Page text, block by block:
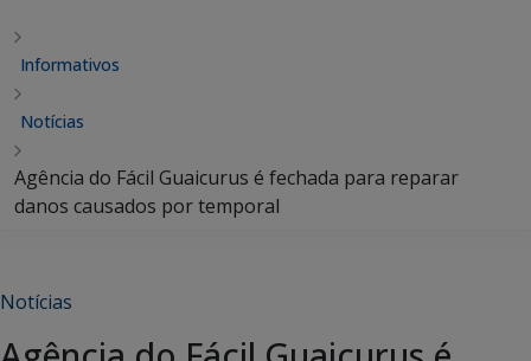
Informativos
Notícias
Agência do Fácil Guaicurus é fechada para reparar
danos causados por temporal
Notícias